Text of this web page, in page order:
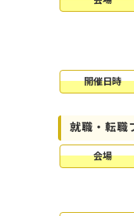
開催日時
就職・転職
会場